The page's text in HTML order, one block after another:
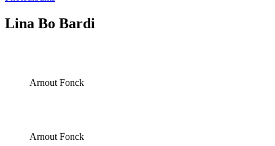
Lina Bo Bardi
Arnout Fonck
Arnout Fonck